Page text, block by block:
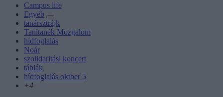
Campus life
Egyéb
tanársztrájk
Tanítanék Mozgalom
hídfoglalás
Noár
szolidaritási koncert
táblák
hídfoglalás oktber 5
+4